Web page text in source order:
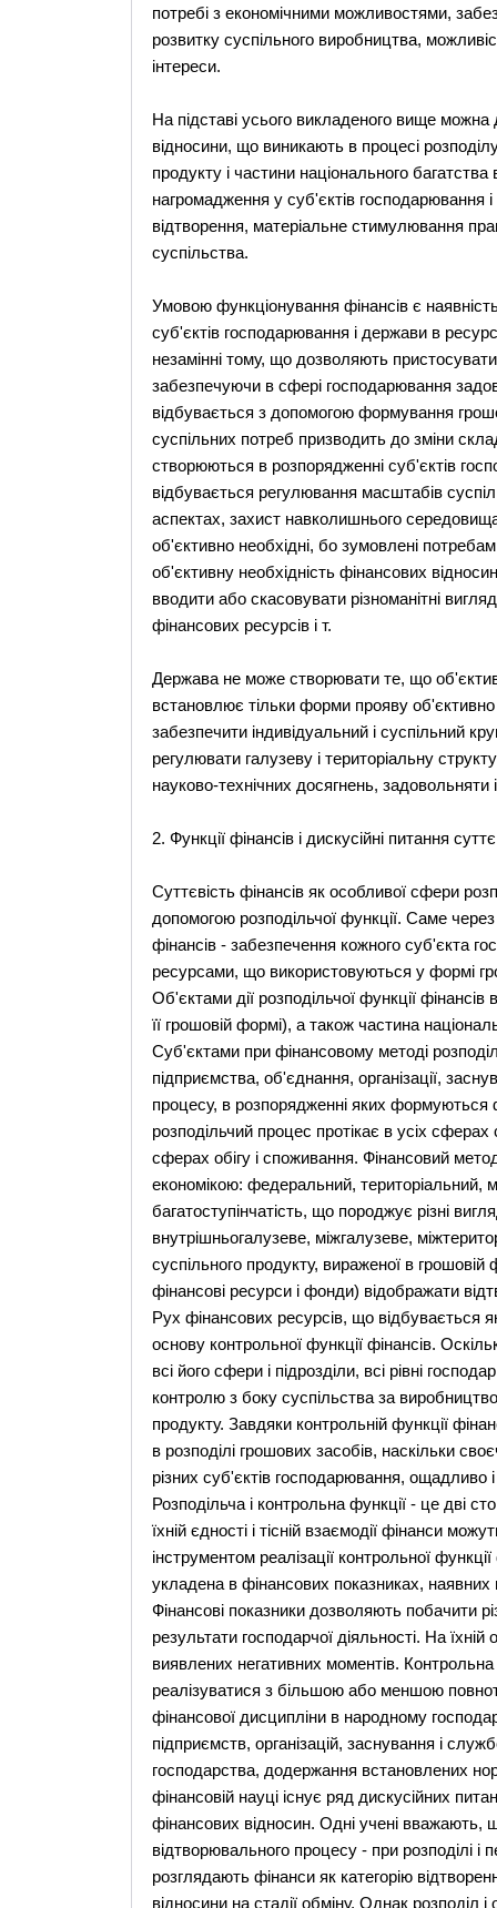
потребі з економічними можливостями,
розвитку суспільного виробництва,
інтереси.
На підставі усього викладеного вище
відносини, що виникають в процесі
продукту і частини національного
нагромадження у суб'єктів господарювання
відтворення, матеріальне стимулювання
суспільства.
Умовою функціонування фінансів є
суб'єктів господарювання і держави в
незамінні тому, що дозволяють
забезпечуючи в сфері господарювання
відбувається з допомогою формування
суспільних потреб призводить до зміни
створюються в розпорядженні суб'єктів
відбувається регулювання масштабів
аспектах, захист навколишнього
об'єктивно необхідні, бо зумовлені
об'єктивну необхідність фінансових
вводити або скасовувати різноманітні
фінансових ресурсів і т.
Держава не може створювати те, що
встановлює тільки форми прояву
забезпечити індивідуальний і суспільний
регулювати галузеву і територіальну
науково-технічних досягнень, задовольняти
2. Функції фінансів і дискусійні питання
Суттєвість фінансів як особливої сфери
допомогою розподільчої функції. Саме
фінансів - забезпечення кожного суб'єкта
ресурсами, що використовуються у формі
Об'єктами дії розподільчої функції
її грошовій формі), а також частина
Суб'єктами при фінансовому методі
підприємства, об'єднання, організації,
процесу, в розпорядженні яких формуються
розподільчий процес протікає в усіх
сферах обігу і споживання. Фінансовий
економікою: федеральний, територіальний,
багатоступінчатість, що породжує різні
внутрішньогалузеве, міжгалузеве,
суспільного продукту, вираженої в грошовій
фінансові ресурси і фонди) відображати
Рух фінансових ресурсів, що відбувається
основу контрольної функції фінансів.
всі його сфери і підрозділи, всі рівні
контролю з боку суспільства за
продукту. Завдяки контрольній функції
в розподілі грошових засобів, наскільки
різних суб'єктів господарювання,
Розподільча і контрольна функції - це дві
їхній єдності і тісній взаємодії фінанси
інструментом реалізації контрольної
укладена в фінансових показниках, наявних в
Фінансові показники дозволяють побачити
результати господарчої діяльності. На
виявлених негативних моментів.
реалізуватися з більшою або меншою
фінансової дисципліни в народному
підприємств, організацій, заснування і
господарства, додержання встановлених
фінансовій науці існує ряд дискусійних
фінансових відносин. Одні учені вважають,
відтворювального процесу - при розподілі і
розглядають фінанси як категорію
відносини на стадії обміну. Однак розподіл